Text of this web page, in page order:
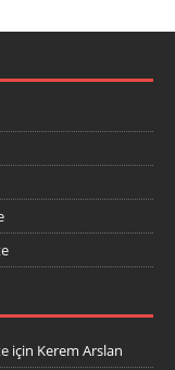
için Kerem Arslan